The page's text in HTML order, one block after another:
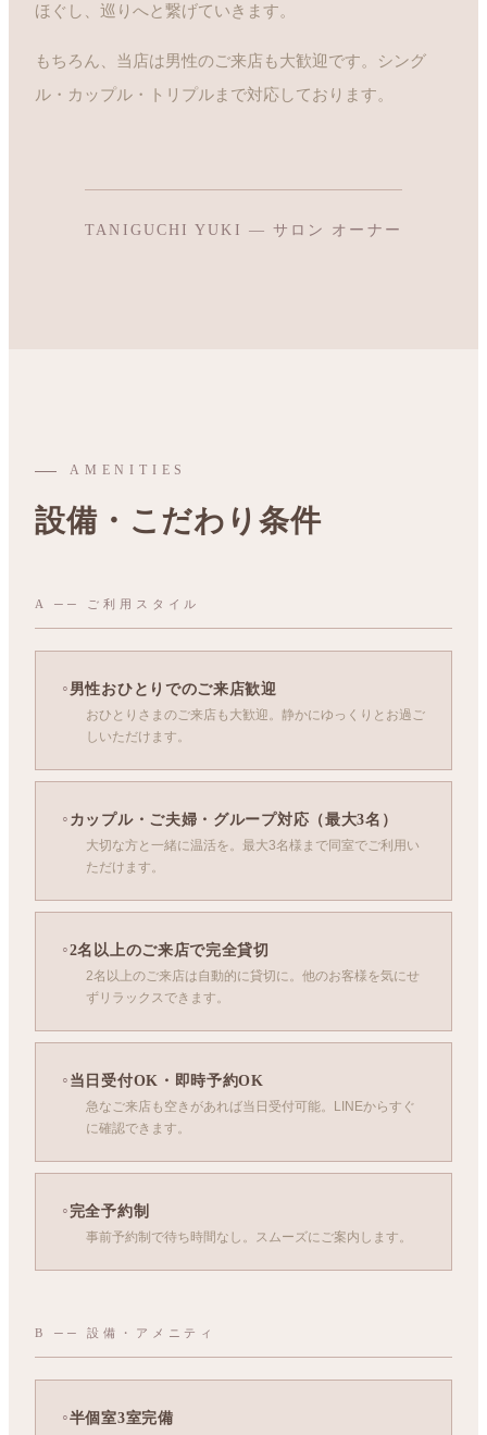
ほぐし、巡りへと繋げていきます。
もちろん、当店は男性のご来店も大歓迎です。シング
ル・カップル・トリプルまで対応しております。
TANIGUCHI YUKI — サロン オーナー
AMENITIES
設備・こだわり条件
A ── ご利用スタイル
男性おひとりでのご来店歓迎
おひとりさまのご来店も大歓迎。静かにゆっくりとお過ご
しいただけます。
カップル・ご夫婦・グループ対応（最大3名）
大切な方と一緒に温活を。最大3名様まで同室でご利用い
ただけます。
2名以上のご来店で完全貸切
2名以上のご来店は自動的に貸切に。他のお客様を気にせ
ずリラックスできます。
当日受付OK・即時予約OK
急なご来店も空きがあれば当日受付可能。LINEからすぐ
に確認できます。
完全予約制
事前予約制で待ち時間なし。スムーズにご案内します。
B ── 設備・アメニティ
半個室3室完備